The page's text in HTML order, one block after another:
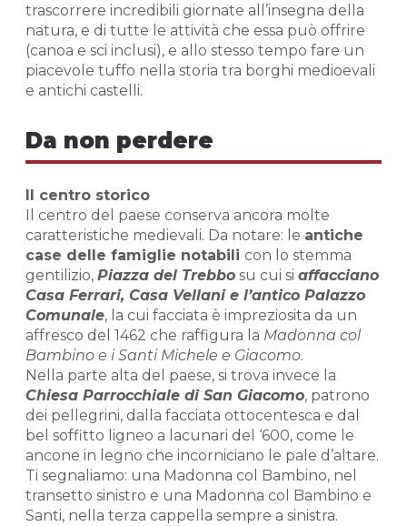
trascorrere incredibili giornate all’insegna della
natura, e di tutte le attività che essa può offrire
(canoa e sci inclusi), e allo stesso tempo fare un
piacevole tuffo nella storia tra borghi medioevali
e antichi castelli.
Da non perdere
Il centro storico
Il centro del paese conserva ancora molte
caratteristiche medievali. Da notare: le antiche
case delle famiglie notabili con lo stemma
gentilizio, Piazza del Trebbo su cui si affacciano
Casa Ferrari, Casa Vellani e l’antico Palazzo
Comunale, la cui facciata è impreziosita da un
affresco del 1462 che raffigura la Madonna col
Bambino e i Santi Michele e Giacomo.
Nella parte alta del paese, si trova invece la
Chiesa Parrocchiale di San Giacomo, patrono
dei pellegrini, dalla facciata ottocentesca e dal
bel soffitto ligneo a lacunari del ‘600, come le
ancone in legno che incorniciano le pale d’altare.
Ti segnaliamo: una Madonna col Bambino, nel
transetto sinistro e una Madonna col Bambino e
Santi, nella terza cappella sempre a sinistra.